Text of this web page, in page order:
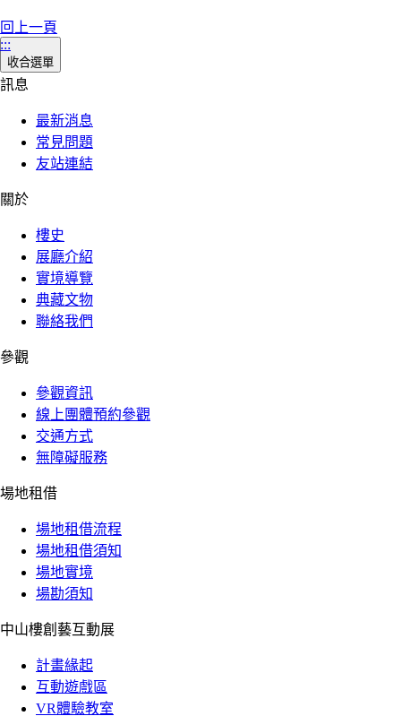
回上一頁
:::
收合選單
訊息
最新消息
常見問題
友站連結
關於
樓史
展廳介紹
實境導覽
典藏文物
聯絡我們
參觀
參觀資訊
線上團體預約參觀
交通方式
無障礙服務
場地租借
場地租借流程
場地租借須知
場地實境
場勘須知
中山樓創藝互動展
計畫緣起
互動遊戲區
VR體驗教室